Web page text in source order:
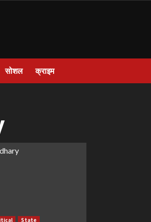
सोशल क्राइम
State